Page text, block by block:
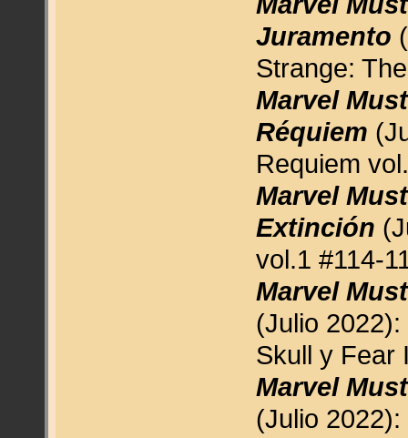
Juramento
Strange:
Marvel
Réquiem
Requiem
Marvel
Extinción
vol.1 #114-
Marvel
(Julio
Skull y Fear
Marvel
(Julio